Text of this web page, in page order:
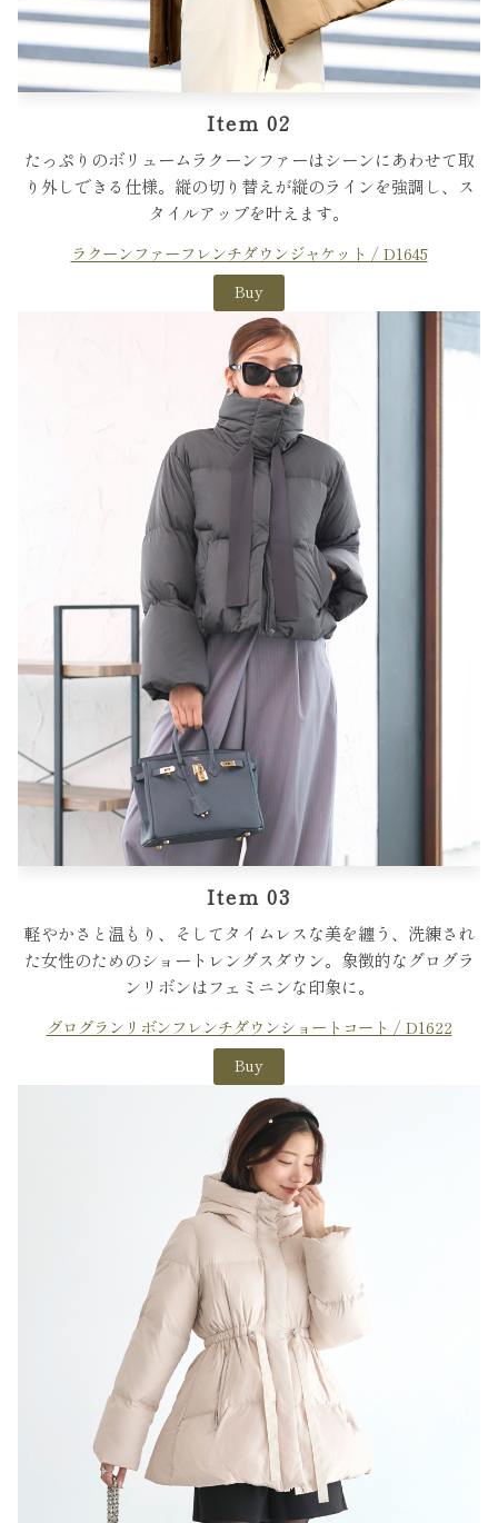
Item 02
たっぷりのボリュームラクーンファーはシーンにあわせて取
り外しできる仕様。縦の切り替えが縦のラインを強調し、ス
タイルアップを叶えます。
ラクーンファーフレンチダウンジャケット / D1645
Buy
Item 03
軽やかさと温もり、そしてタイムレスな美を纏う、洗練され
た女性のためのショートレングスダウン。象徴的なグログラ
ンリボンはフェミニンな印象に。
グログランリボンフレンチダウンショートコート / D1622
Buy